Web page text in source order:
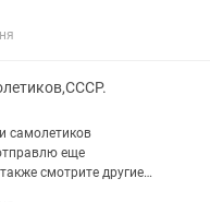
самолетиков
еще
смотрите другие